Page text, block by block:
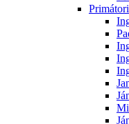
Primátori